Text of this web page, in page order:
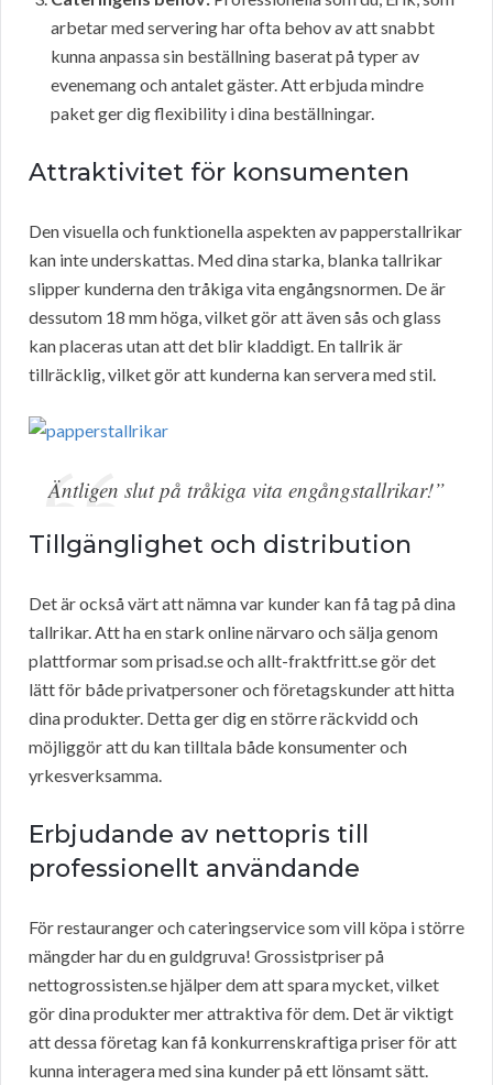
arbetar med servering har ofta behov av att snabbt
kunna anpassa sin beställning baserat på typer av
evenemang och antalet gäster. Att erbjuda mindre
paket ger dig flexibility i dina beställningar.
Attraktivitet för konsumenten
Den visuella och funktionella aspekten av papperstallrikar
kan inte underskattas. Med dina starka, blanka tallrikar
slipper kunderna den tråkiga vita engångsnormen. De är
dessutom 18 mm höga, vilket gör att även sås och glass
kan placeras utan att det blir kladdigt. En tallrik är
tillräcklig, vilket gör att kunderna kan servera med stil.
Äntligen slut på tråkiga vita engångstallrikar!”
Tillgänglighet och distribution
Det är också värt att nämna var kunder kan få tag på dina
tallrikar. Att ha en stark online närvaro och sälja genom
plattformar som prisad.se och allt-fraktfritt.se gör det
lätt för både privatpersoner och företagskunder att hitta
dina produkter. Detta ger dig en större räckvidd och
möjliggör att du kan tilltala både konsumenter och
yrkesverksamma.
Erbjudande av nettopris till
professionellt användande
För restauranger och cateringservice som vill köpa i större
mängder har du en guldgruva! Grossistpriser på
nettogrossisten.se hjälper dem att spara mycket, vilket
gör dina produkter mer attraktiva för dem. Det är viktigt
att dessa företag kan få konkurrenskraftiga priser för att
kunna interagera med sina kunder på ett lönsamt sätt.